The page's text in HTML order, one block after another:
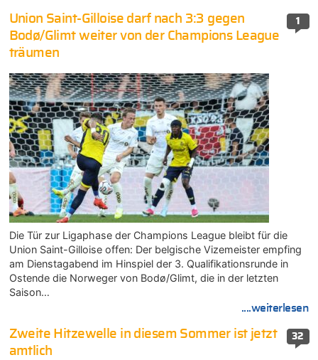
1
Union Saint-Gilloise darf nach 3:3 gegen
Bodø/Glimt weiter von der Champions League
träumen
Die Tür zur Ligaphase der Champions League bleibt für die
Union Saint-Gilloise offen: Der belgische Vizemeister empfing
am Dienstagabend im Hinspiel der 3. Qualifikationsrunde in
Ostende die Norweger von Bodø/Glimt, die in der letzten
Saison…
....weiterlesen
32
Zweite Hitzewelle in diesem Sommer ist jetzt
amtlich